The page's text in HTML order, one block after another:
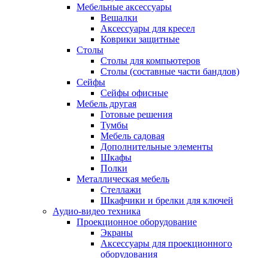
Мебельные аксессуары
Вешалки
Аксессуары для кресел
Коврики защитные
Столы
Столы для компьютеров
Столы (составные части бандлов)
Сейфы
Сейфы офисные
Мебель другая
Готовые решения
Тумбы
Мебель садовая
Дополнительные элементы
Шкафы
Полки
Металлическая мебель
Стеллажи
Шкафчики и брелки для ключей
Аудио-видео техника
Проекционное оборудование
Экраны
Аксессуары для проекционного
оборудования